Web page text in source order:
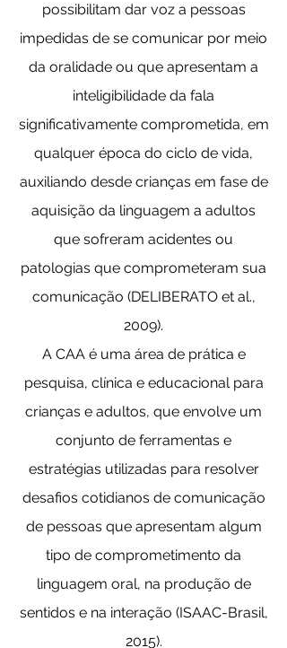
possibilitam dar voz a pessoas
impedidas de se comunicar por meio
da oralidade ou que apresentam a
inteligibilidade da fala
significativamente comprometida, em
qualquer época do ciclo de vida,
auxiliando desde crianças em fase de
aquisição da linguagem a adultos
que sofreram acidentes ou
patologias que comprometeram sua
comunicação (DELIBERATO et al.,
2009).
A CAA é uma área de prática e
pesquisa, clínica e educacional para
crianças e adultos, que envolve um
conjunto de ferramentas e
estratégias utilizadas para resolver
desafios cotidianos de comunicação
de pessoas que apresentam algum
tipo de comprometimento da
linguagem oral, na produção de
sentidos e na interação (ISAAC-Brasil,
2015).